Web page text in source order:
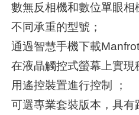
數無反相機和數位單眼
不同承重的型號；
通過智慧手機下載
在液晶觸控式螢幕上實
用遙控裝置進行控制 ；
可選專業套裝版本，具有